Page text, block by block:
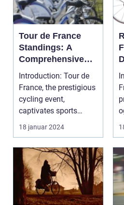
Tour de France
Standings: A
Comprehensive
Guide for Cycling
Enthusiasts
Introduction: Tour de
France, the prestigious
cycling event,
captivates sports
enthusiasts worldwid...
18 januar 2024